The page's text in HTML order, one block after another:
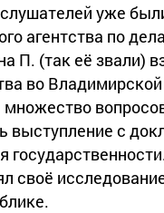
уже
агентства по
П. (так её звали)
во
с
своё